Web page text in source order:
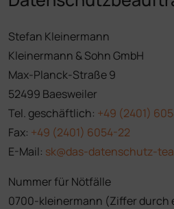
Stefan Kleinermann
Kleinermann & Sohn GmbH
Max-Planck-Straße 9
52499 Baesweiler
Tel. geschäftlich: +49 (2401)
Fax: +49 (2401) 6054-22
E-Mail: sk@das-datenschutz-
Nummer für Nötfälle
0700-kleinermann (Ziffer durch